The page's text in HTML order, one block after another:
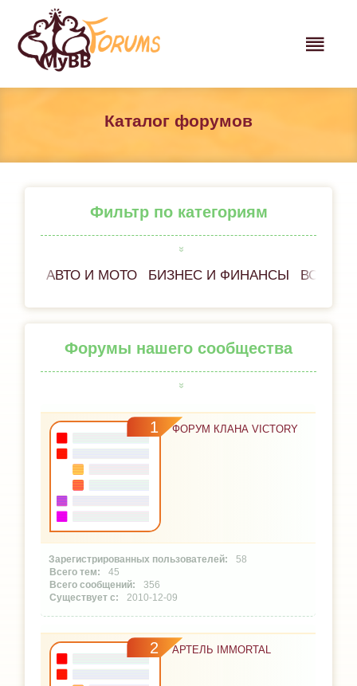
Каталог форумов
Фильтр по категориям
АВТО И МОТО БИЗНЕС И ФИНАНСЫ ВСЕ
Форумы нашего сообщества
1 ФОРУМ КЛАНА VICTORY
58
45
356
2010-12-09
2 АРТЕЛЬ IMMORTAL